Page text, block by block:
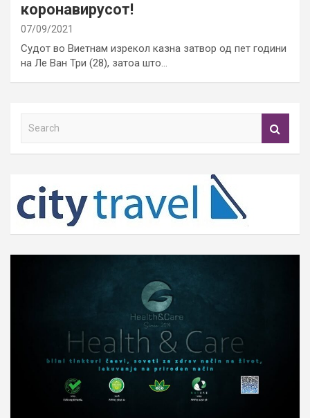
коронавирусот!
07/09/2021
Судот во Виетнам изрекол казна затвор од пет години
на Ле Ван Три (28), затоа што…
h